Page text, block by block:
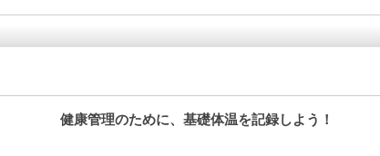
健康管理のために、基礎体温を記録しよう！